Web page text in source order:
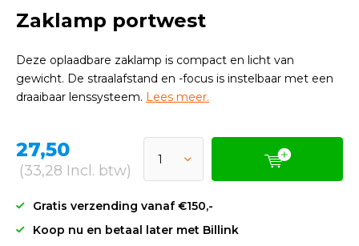
Zaklamp portwest
Deze oplaadbare zaklamp is compact en licht van
gewicht. De straalafstand en -focus is instelbaar met een
draaibaar lenssysteem. Lees meer.
27,50
(33,28 Incl. btw)
Gratis verzending vanaf €150,-
Koop nu en betaal later met Billink